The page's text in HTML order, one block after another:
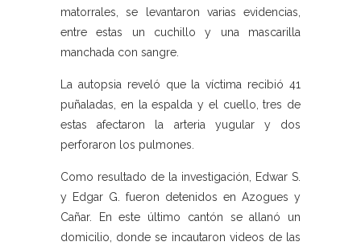
matorrales, se levantaron varias evidencias,
entre estas un cuchillo y una mascarilla
manchada con sangre.
La autopsia reveló que la víctima recibió 41
puñaladas, en la espalda y el cuello, tres de
estas afectaron la arteria yugular y dos
perforaron los pulmones.
Como resultado de la investigación, Edwar S.
y Edgar G. fueron detenidos en Azogues y
Cañar. En este último cantón se allanó un
domicilio, donde se incautaron videos de las